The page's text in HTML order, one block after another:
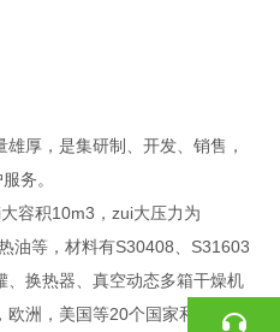
厚，是集研制、开发、销售，
务。
容积10m3，zui大压力为
油等，材料有S30408、S31603
换热器、真空动态多箱干燥机
洲，美国等20个国家和地区。